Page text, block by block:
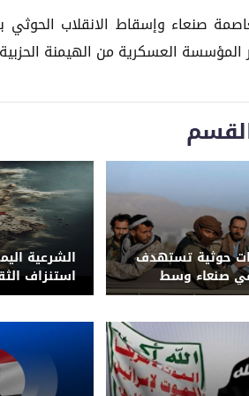
صنعاء وإسقاط الانقلاب
العسكرية من الهيمنة
حوثية تستهدف
صنعاء وسط
ومراقبة السكان
الشرعية
استنزاف